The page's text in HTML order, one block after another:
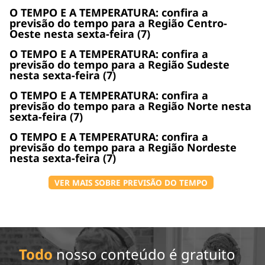
O TEMPO E A TEMPERATURA: confira a
previsão do tempo para a Região Centro-
Oeste nesta sexta-feira (7)
O TEMPO E A TEMPERATURA: confira a
previsão do tempo para a Região Sudeste
nesta sexta-feira (7)
O TEMPO E A TEMPERATURA: confira a
previsão do tempo para a Região Norte nesta
sexta-feira (7)
O TEMPO E A TEMPERATURA: confira a
previsão do tempo para a Região Nordeste
nesta sexta-feira (7)
VER MAIS SOBRE PREVISÃO DO TEMPO
Todo nosso conteúdo é gratuito